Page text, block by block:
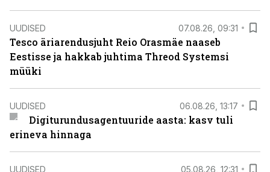
UUDISED 07.08.26, 09:31
Tesco äriarendusjuht Reio Orasmäe naaseb
Eestisse ja hakkab juhtima Threod Systemsi
müüki
UUDISED 06.08.26, 13:17
Digiturundusagentuuride aasta: kasv tuli
erineva hinnaga
UUDISED 05.08.26, 12:31